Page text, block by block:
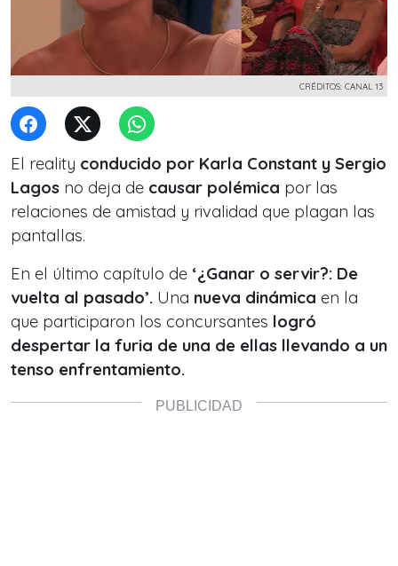
CRÉDITOS: CANAL 13
El reality conducido por Karla Constant y Sergio
Lagos no deja de causar polémica por las
relaciones de amistad y rivalidad que plagan las
pantallas.
En el último capítulo de ‘¿Ganar o servir?: De
vuelta al pasado’. Una nueva dinámica en la
que participaron los concursantes logró
despertar la furia de una de ellas llevando a un
tenso enfrentamiento.